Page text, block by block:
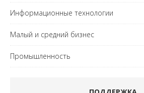
Информационные технологии
Малый и средний бизнес
Промышленность